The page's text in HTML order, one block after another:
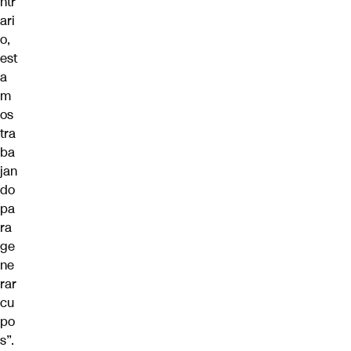
ari
o,
est
a
m
os
tra
ba
jan
do
pa
ra
ge
ne
rar
cu
po
s”.